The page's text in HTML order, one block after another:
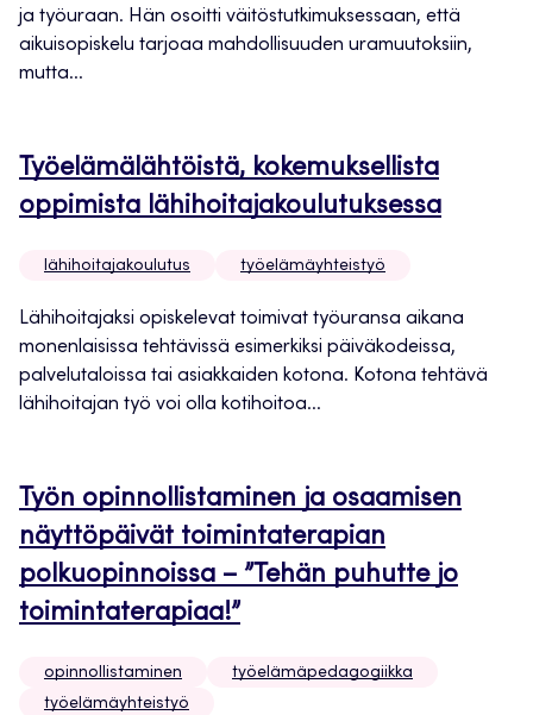
ja työuraan. Hän osoitti väitöstutkimuksessaan, että
aikuisopiskelu tarjoaa mahdollisuuden uramuutoksiin,
mutta...
Työelämälähtöistä, kokemuksellista
oppimista lähihoitajakoulutuksessa
lähihoitajakoulutus työelämäyhteistyö
Lähihoitajaksi opiskelevat toimivat työuransa aikana
monenlaisissa tehtävissä esimerkiksi päiväkodeissa,
palvelutaloissa tai asiakkaiden kotona. Kotona tehtävä
lähihoitajan työ voi olla kotihoitoa...
Työn opinnollistaminen ja osaamisen
näyttöpäivät toimintaterapian
polkuopinnoissa – ”Tehän puhutte jo
toimintaterapiaa!”
opinnollistaminen
työelämäpedagogiikka
työelämäyhteistyö